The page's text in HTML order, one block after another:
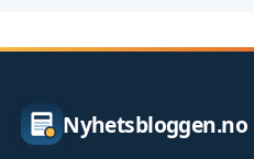
Nyhetsbloggen.no